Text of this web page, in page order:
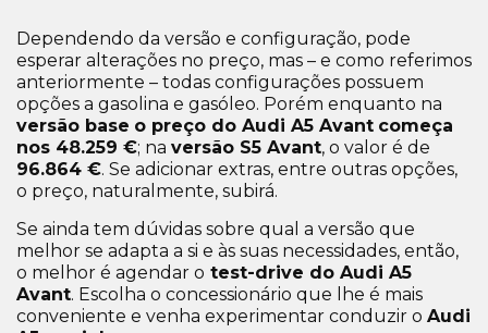
Dependendo da versão e configuração, pode
esperar alterações no preço, mas – e como referimos
anteriormente – todas configurações possuem
opções a gasolina e gasóleo. Porém enquanto na
versão base o preço do Audi A5 Avant começa
nos 48.259 €; na versão S5 Avant, o valor é de
96.864 €. Se adicionar extras, entre outras opções,
o preço, naturalmente, subirá.
Se ainda tem dúvidas sobre qual a versão que
melhor se adapta a si e às suas necessidades, então,
o melhor é agendar o test-drive do Audi A5
Avant. Escolha o concessionário que lhe é mais
conveniente e venha experimentar conduzir o Audi